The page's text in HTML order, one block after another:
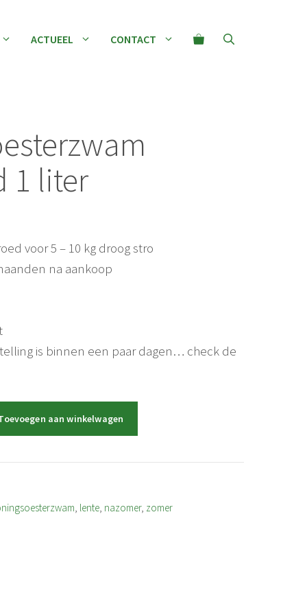
ACTUEEL CONTACT
1 liter
voor 5 – 10 kg droog stro
na aankoop
is binnen een paar dagen… check de
aan winkelwagen
lente nazomer, zomer